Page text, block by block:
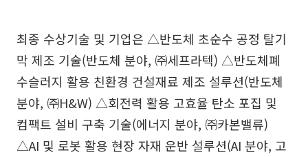
최종 수상기술 및 기업은 △반도체 초순수 공정 탈기
막 제조 기술(반도체 분야, ㈜세프라텍) △반도체폐
수슬러지 활용 친환경 건설재료 제조 설루션(반도체
분야, ㈜H&W) △회전력 활용 고효율 탄소 포집 및
컴팩트 설비 구축 기술(에너지 분야, ㈜카본밸류)
△AI 및 로봇 활용 현장 자재 운반 설루션(AI 분야, 고